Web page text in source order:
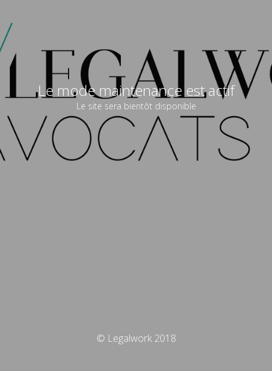
Le mode maintenance est actif
Le site sera bientôt disponible
© Legalwork 2018